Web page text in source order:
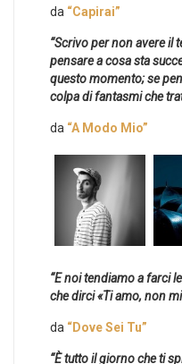
da “Capirai”
“Scrivo per non avere il
pensare a cosa sta
questo momento; se
colpa di fantasmi che
da “A Modo Mio”
“E noi tendiamo a farci
che dirci «Ti amo, non
da “Dove Sei Tu”
“È tutto il giorno che ti